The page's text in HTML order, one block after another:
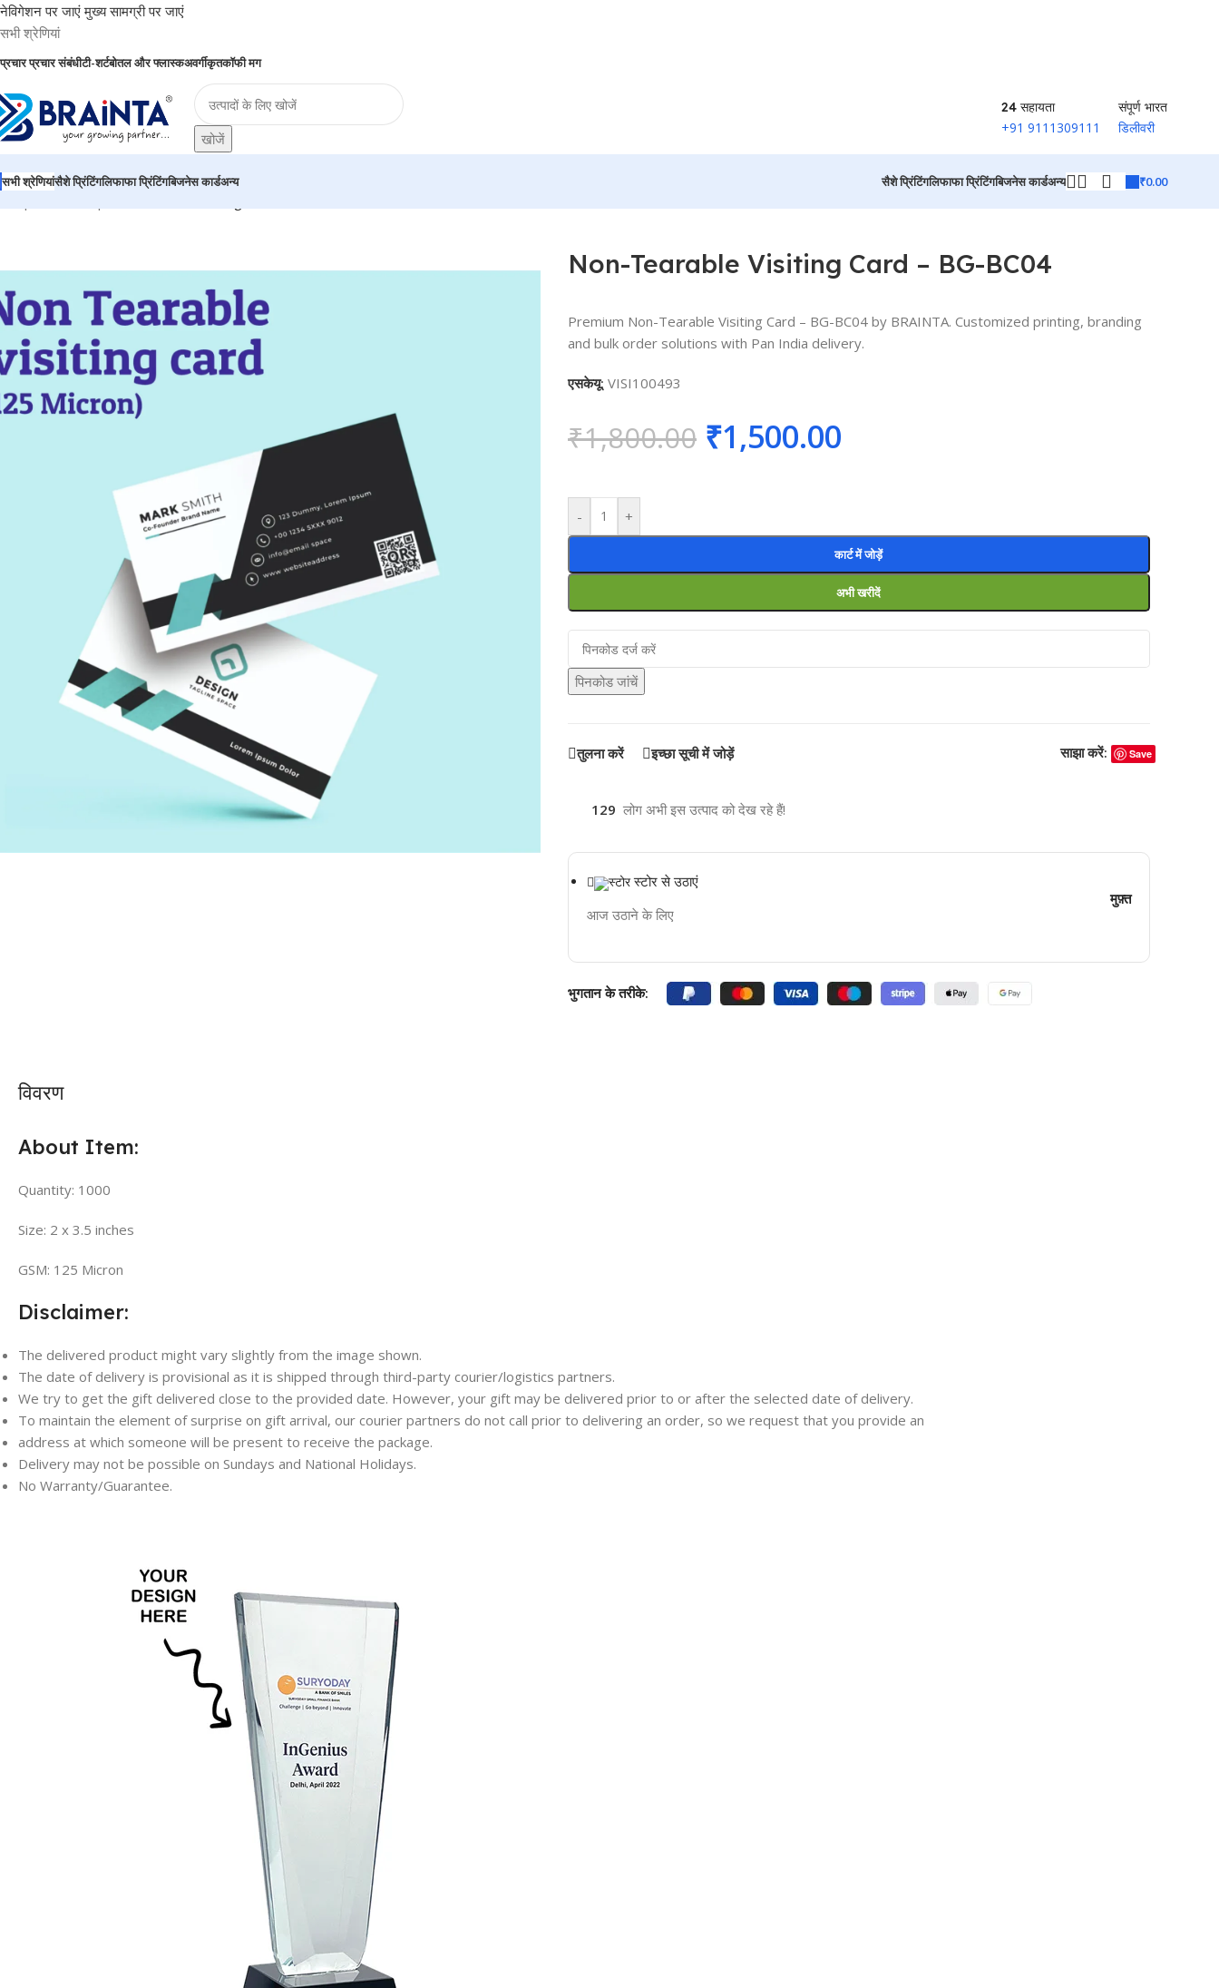
नेविगेशन पर जाएं मुख्य सामग्री पर जाएं
सभी श्रेणियां
प्रचारप्रचार संबंधीटी-शर्टबोतल और फ्लास्कअवर्गीकृतकॉफी मग
खोजें
24 सहायता
+91 9111309111
संपूर्ण भारत
डिलीवरी
सभी श्रेणियांसैशे प्रिंटिंगलिफाफा प्रिंटिंगबिजनेस कार्डअन्य सैशे प्रिंटिंगलिफाफा प्रिंटिंगबिजनेस कार्डअन्य ₹0.00
Non-Tearable Visiting Card – BG-BC04
Premium Non-Tearable Visiting Card – BG-BC04 by BRAINTA. Customized printing, branding
and bulk order solutions with Pan India delivery.
एसकेयू: VISI100493
₹1,800.00 ₹1,500.00
- +
कार्ट में जोड़ें
अभी खरीदें
पिनकोड जांचें
तुलना करें इच्छा सूची में जोड़ें साझा करें: Save
129 लोग अभी इस उत्पाद को देख रहे हैं!
स्टोर से उठाएं
आज उठाने के लिए
मुफ़्त
भुगतान के तरीके:
विवरण
About Item:
Quantity: 1000
Size: 2 x 3.5 inches
GSM: 125 Micron
Disclaimer:
The delivered product might vary slightly from the image shown.
The date of delivery is provisional as it is shipped through third-party courier/logistics partners.
We try to get the gift delivered close to the provided date. However, your gift may be delivered prior to or after the selected date of delivery.
To maintain the element of surprise on gift arrival, our courier partners do not call prior to delivering an order, so we request that you provide an
address at which someone will be present to receive the package.
Delivery may not be possible on Sundays and National Holidays.
No Warranty/Guarantee.